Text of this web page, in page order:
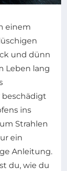
einem
und dünn
Leben lang
ins
Strahlen
ein
Anleitung.
du, wie du